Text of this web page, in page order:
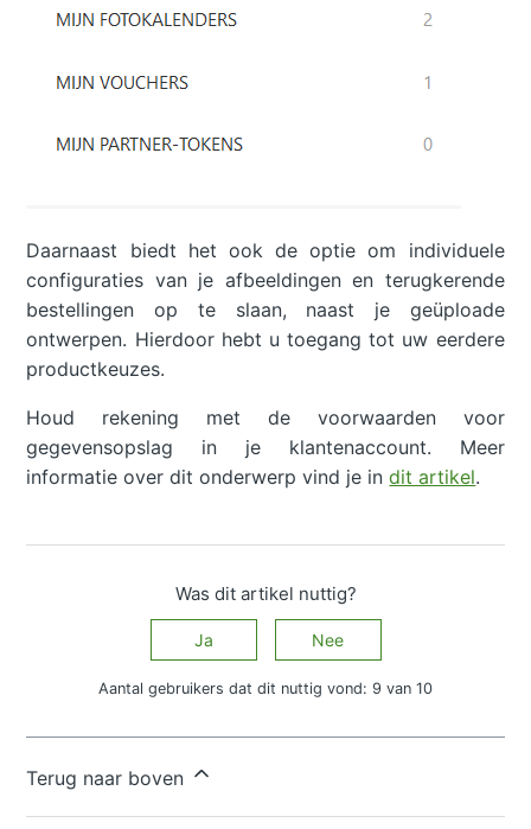
Daarnaast biedt het ook de optie om individuele
configuraties van je afbeeldingen en terugkerende
bestellingen op te slaan, naast je geüploade
ontwerpen. Hierdoor hebt u toegang tot uw eerdere
productkeuzes.
Houd rekening met de voorwaarden voor
gegevensopslag in je klantenaccount. Meer
informatie over dit onderwerp vind je indit artikel.
Was dit artikel nuttig?
Ja Nee
Aantal gebruikers dat dit nuttig vond: 9 van 10
Terug naar boven